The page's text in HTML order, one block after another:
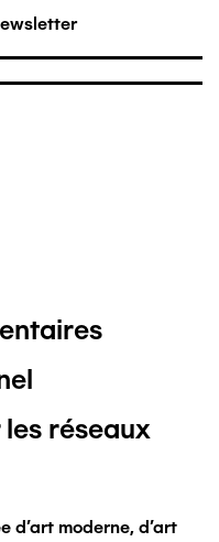
les réseaux
d'art moderne, d'art